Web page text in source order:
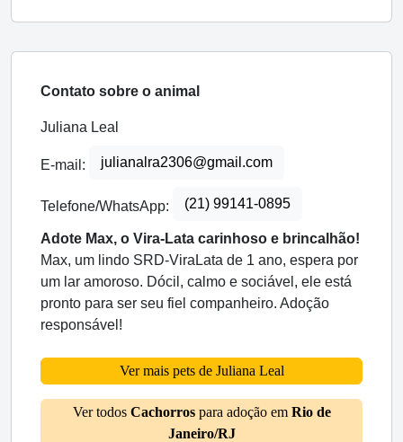
Contato sobre o animal
Juliana Leal
E-mail: julianalra2306@gmail.com
Telefone/WhatsApp: (21) 99141-0895
Adote Max, o Vira-Lata carinhoso e brincalhão!
Max, um lindo SRD-ViraLata de 1 ano, espera por
um lar amoroso. Dócil, calmo e sociável, ele está
pronto para ser seu fiel companheiro. Adoção
responsável!
Ver mais pets de Juliana Leal
Ver todos Cachorrospara adoção em Rio de
Janeiro/RJ